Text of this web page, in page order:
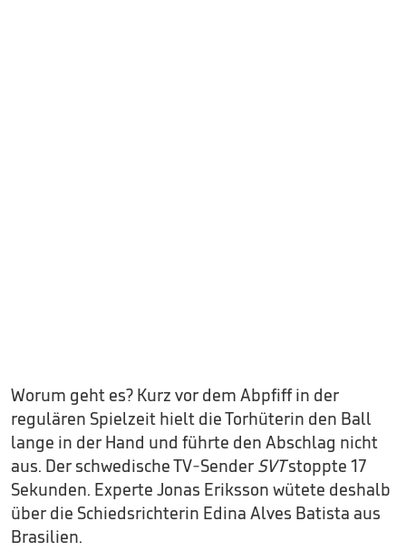
Worum geht es? Kurz vor dem Abpfiff in der
regulären Spielzeit hielt die Torhüterin den Ball
lange in der Hand und führte den Abschlag nicht
aus. Der schwedische TV-Sender SVTstoppte 17
Sekunden. Experte Jonas Eriksson wütete deshalb
über die Schiedsrichterin Edina Alves Batista aus
Brasilien.